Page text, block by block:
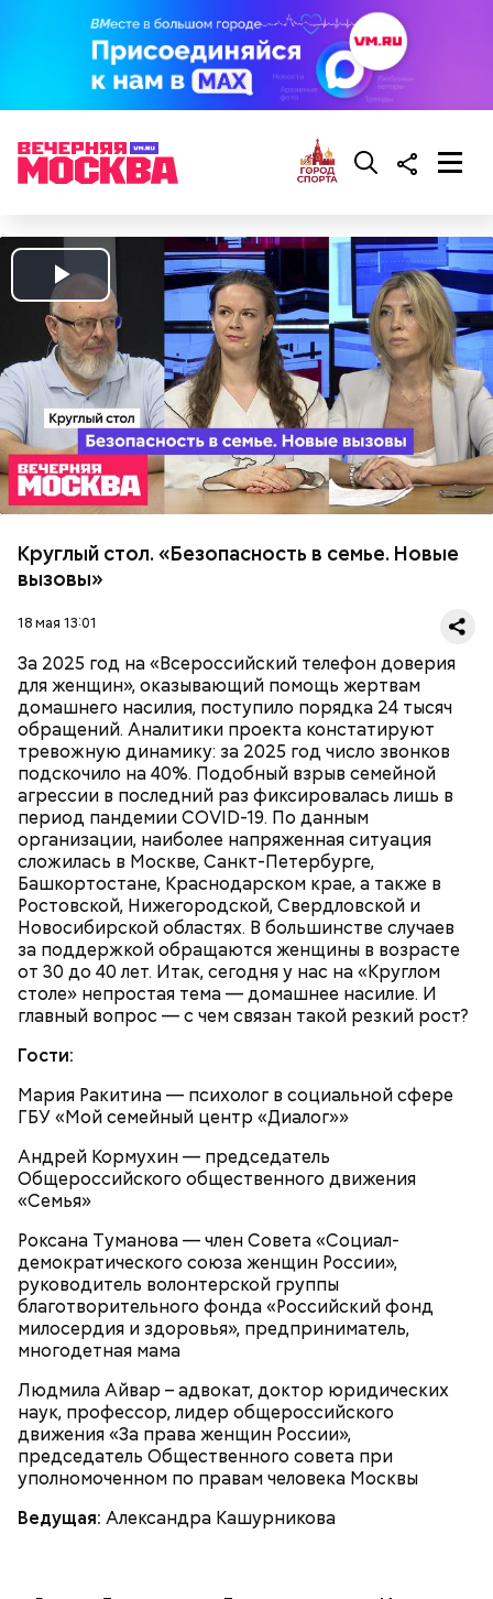
Play
Video
Круглый стол. «Безопасность в семье. Новые
вызовы»
18 мая 13:01
За 2025 год на «Всероссийский телефон доверия
для женщин», оказывающий помощь жертвам
домашнего насилия, поступило порядка 24 тысяч
обращений. Аналитики проекта констатируют
тревожную динамику: за 2025 год число звонков
подскочило на 40%. Подобный взрыв семейной
агрессии в последний раз фиксировалась лишь в
период пандемии COVID-19. По данным
организации, наиболее напряженная ситуация
сложилась в Москве, Санкт-Петербурге,
Башкортостане, Краснодарском крае, а также в
Ростовской, Нижегородской, Свердловской и
Новосибирской областях. В большинстве случаев
за поддержкой обращаются женщины в возрасте
от 30 до 40 лет. Итак, сегодня у нас на «Круглом
столе» непростая тема — домашнее насилие. И
главный вопрос — с чем связан такой резкий рост?
Гости:
Мария Ракитина — психолог в социальной сфере
ГБУ «Мой семейный центр «Диалог»»
Андрей Кормухин — председатель
Общероссийского общественного движения
«Семья»
Роксана Туманова — член Совета «Социал-
демократического союза женщин России»,
руководитель волонтерской группы
благотворительного фонда «Российский фонд
милосердия и здоровья», предприниматель,
многодетная мама
Людмила Айвар – адвокат, доктор юридических
наук, профессор, лидер общероссийского
движения «За права женщин России»,
председатель Общественного совета при
уполномоченном по правам человека Москвы
Ведущая: Александра Кашурникова